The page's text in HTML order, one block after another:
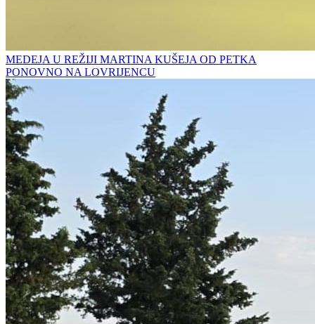
MEDEJA U REŽIJI MARTINA KUŠEJA OD PETKA
PONOVNO NA LOVRIJENCU